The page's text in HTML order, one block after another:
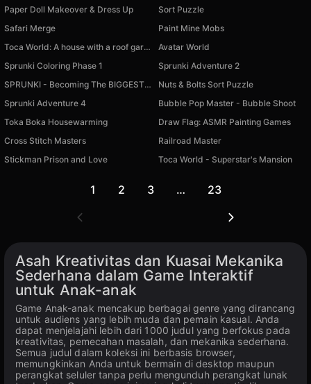
Paper Doll Makeover & Dress Up
Sort Puzzle
Safari Merge
Paint Mine Mobs
Toca World: A house with a roof garden
Avatar World
Sprunki Coloring Phase 1
Sprunki Adventure 2
SPRUNKI - Becoming The BIGGEST BALL
Nuts & Bolts Sort Puzzle
Sprunki Adventure 4
Bubble Pop Master - Bubble Shoot
Toka Boka Housewarming
Draw Flag: ASMR Painting Games
Cross Stitch Masters
Railroad Master
Stickman Prison and Love
Toca World - Superstar's Mansion
1 2 3 … 23
Asah Kreativitas dan Kuasai Mekanika
Sederhana dalam Game Interaktif
untuk Anak-anak
Game Anak-anak mencakup berbagai genre yang dirancang
untuk audiens yang lebih muda dan pemain kasual. Anda
dapat menjelajahi lebih dari 1000 judul yang berfokus pada
kreativitas, pemecahan masalah, dan mekanika sederhana.
Semua judul dalam koleksi ini berbasis browser,
memungkinkan Anda untuk bermain di desktop maupun
perangkat seluler tanpa perlu mengunduh perangkat lunak